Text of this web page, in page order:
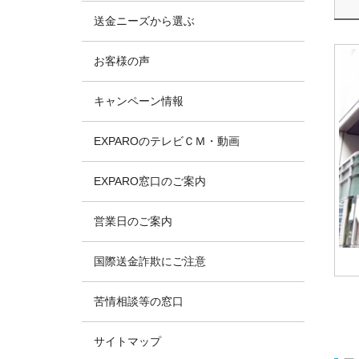
送金ニーズから選ぶ
お客様の声
キャンペーン情報
EXPAROのテレビＣＭ・動画
EXPARO窓口のご案内
営業日のご案内
国際送金詐欺にご注意
苦情相談等の窓口
サイトマップ